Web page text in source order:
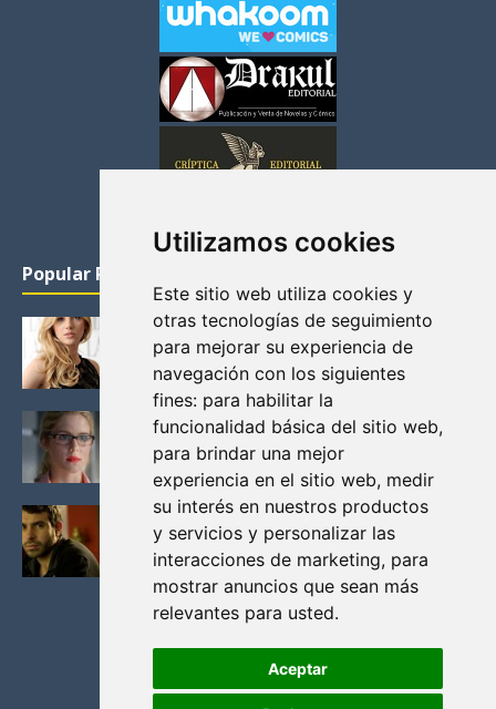
Utilizamos cookies
Este sitio web utiliza cookies y
otras tecnologías de seguimiento
para mejorar su experiencia de
navegación con los siguientes
fines: para habilitar la
funcionalidad básica del sitio web,
para brindar una mejor
experiencia en el sitio web, medir
su interés en nuestros productos
y servicios y personalizar las
interacciones de marketing, para
mostrar anuncios que sean más
relevantes para usted.
Aceptar
Popular Posts
KATHERYN WINNICK: LA ACTRIZ MAS GUAPA DE
VIKINGOS
Junio 14, 2013
FELICITY (EMILY BETT RICKARDS), LAS FOTOS
MAS BONITAS DE LA ALIADA DE ARROW
Noviembre 30, 2013
BLACK MIRROR: TODA TU HISTORIA. EPISODIO 3.
LA CRITICA
Mayo 17, 2012